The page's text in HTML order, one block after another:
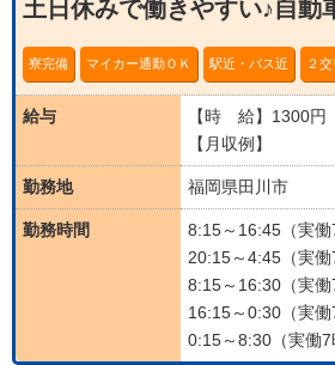
土日休みで働きやすい♪自動
寮完備 マイカー通勤ＯＫ 駅近・バス近 ２
給与
【時 給】1300円
【月収例】
勤務地 福岡県田川市
勤務時間
8:15～16:45（実
20:15～4:45（実
8:15～16:30（実
16:15～0:30（実
0:15～8:30（実働